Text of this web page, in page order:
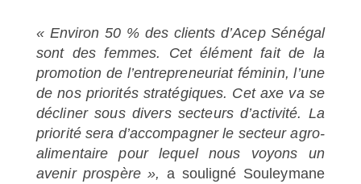
« Environ 50 % des clients d’Acep Sénégal
sont des femmes. Cet élément fait de la
promotion de l’entrepreneuriat féminin, l’une
de nos priorités stratégiques. Cet axe va se
décliner sous divers secteurs d’activité. La
priorité sera d’accompagner le secteur agro-
alimentaire pour lequel nous voyons un
avenir prospère »,a souligné Souleymane